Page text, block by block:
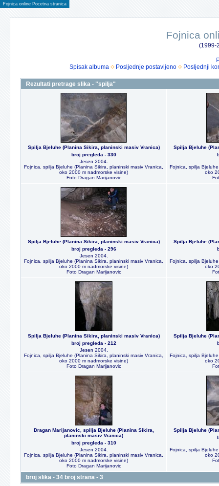
Fojnica online Pocetna stranica
Fojnica
(1999-
Spisak albuma
Posljednje postavljeno Posljednji
Rezultati pretrage slika - "spilja"
Spilja Bjeluhe (Planina Sikira, planinski masiv Vranica)
broj pregleda - 330
Jesen 2004.
Fojnica, spilja Bjeluhe (Planina Sikira, planinski masiv Vranica,
oko 2000 m nadmorske visine)
Foto Dragan Marijanovic
Spilja Bjeluhe
Fojnica, spilja
oko
Spilja Bjeluhe (Planina Sikira, planinski masiv Vranica)
broj pregleda - 296
Jesen 2004.
Fojnica, spilja Bjeluhe (Planina Sikira, planinski masiv Vranica,
oko 2000 m nadmorske visine)
Foto Dragan Marijanovic
Spilja Bjeluhe
Fojnica, spilja
oko
Spilja Bjeluhe (Planina Sikira, planinski masiv Vranica)
broj pregleda - 212
Jesen 2004.
Fojnica, spilja Bjeluhe (Planina Sikira, planinski masiv Vranica,
oko 2000 m nadmorske visine)
Foto Dragan Marijanovic
Spilja Bjeluhe
Fojnica, spilja
oko
Dragan Marijanovic, spilja Bjeluhe (Planina Sikira,
planinski masiv Vranica)
broj pregleda - 310
Jesen 2004.
Fojnica, spilja Bjeluhe (Planina Sikira, planinski masiv Vranica,
oko 2000 m nadmorske visine)
Foto Dragan Marijanovic
Spilja Bjeluhe
Fojnica, spilja
oko
broj slika - 34 broj strana - 3